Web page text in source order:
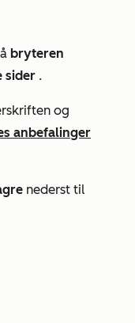
bryteren
sider .
og
anbefalinger
nederst til